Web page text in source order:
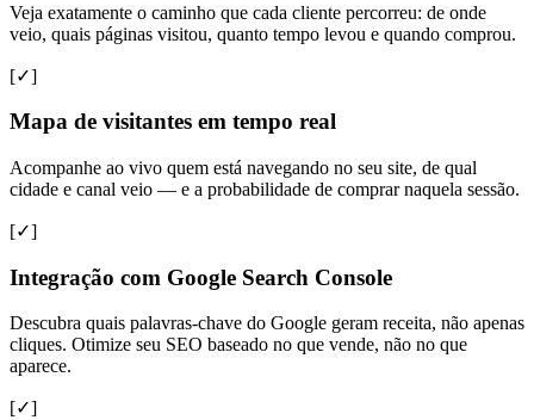
Veja exatamente o caminho que cada cliente percorreu: de onde
veio, quais páginas visitou, quanto tempo levou e quando comprou.
[✓]
Mapa de visitantes em tempo real
Acompanhe ao vivo quem está navegando no seu site, de qual
cidade e canal veio — e a probabilidade de comprar naquela sessão.
[✓]
Integração com Google Search Console
Descubra quais palavras-chave do Google geram receita, não apenas
cliques. Otimize seu SEO baseado no que vende, não no que
aparece.
[✓]